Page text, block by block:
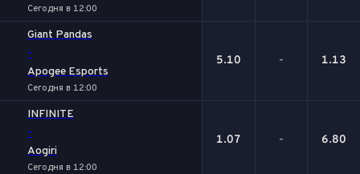
Сегодня в 12:00
Giant Pandas
-
Apogee Esports
Сегодня в 12:00
5.10 - 1.13
INFINITE
-
Aogiri
Сегодня в 12:00
1.07 - 6.80